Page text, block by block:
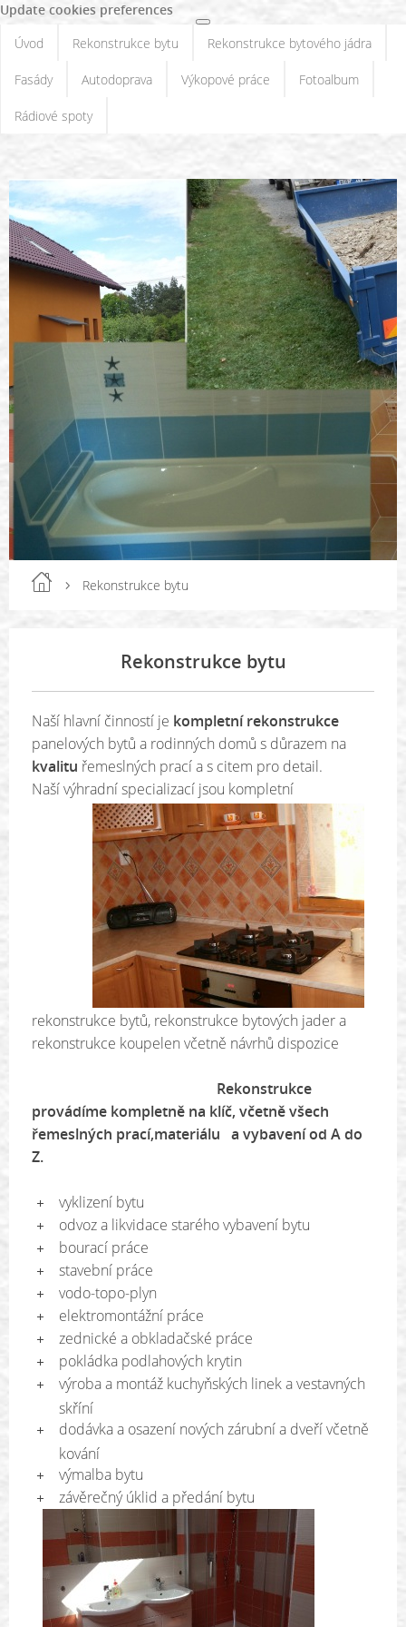
Update cookies preferences
Úvod
Rekonstrukce bytu Rekonstrukce bytového jádra
Fasády Autodoprava Výkopové práce Fotoalbum
Rádiové spoty
Rekonstrukce bytu
Rekonstrukce bytu
Naší hlavní činností je kompletní rekonstrukce
panelových bytů a rodinných domů s důrazem na
kvalitu řemeslných prací a s citem pro detail.
Naší výhradní specializací jsou kompletní
rekonstrukce bytů, rekonstrukce bytových jader a
rekonstrukce koupelen včetně návrhů dispozice
Rekonstrukce
provádíme kompletně na klíč, včetně všech
řemeslných prací,materiálu a vybavení od A do
Z.
vyklizení bytu
odvoz a likvidace starého vybavení bytu
bourací práce
stavební práce
vodo-topo-plyn
elektromontážní práce
zednické a obkladačské práce
pokládka podlahových krytin
výroba a montáž kuchyňských linek a vestavných
skříní
dodávka a osazení nových zárubní a dveří včetně
kování
výmalba bytu
závěrečný úklid a předání bytu